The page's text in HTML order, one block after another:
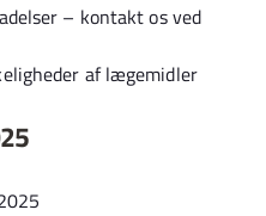
– kontakt os ved
af lægemidler